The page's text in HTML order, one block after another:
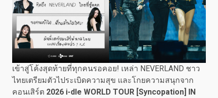
เข้าสู่โค้งสุดท้ายที่ทุกคนรอคอย! เหล่า NEVERLAND ชาว
ไทยเตรียมตัวไประเบิดความสุข และโกยความสนุกจาก
คอนเสิร์ต 2026 i-dle WORLD TOUR [Syncopation] IN